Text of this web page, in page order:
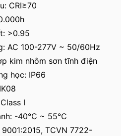
CRI≥70
>0.95
AC 100-277V ~ 50/60Hz
kim nhôm sơn tĩnh điện
học: IP66
I
-40℃ ~ 55℃
9001:2015, TCVN 7722-